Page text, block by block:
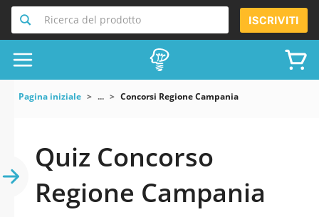
Ricerca del prodotto ISCRIVITI
Pagina iniziale ... Concorsi Regione Campania
Quiz Concorso
Regione Campania